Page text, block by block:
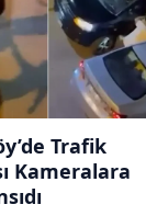
Trafik
Kameralara